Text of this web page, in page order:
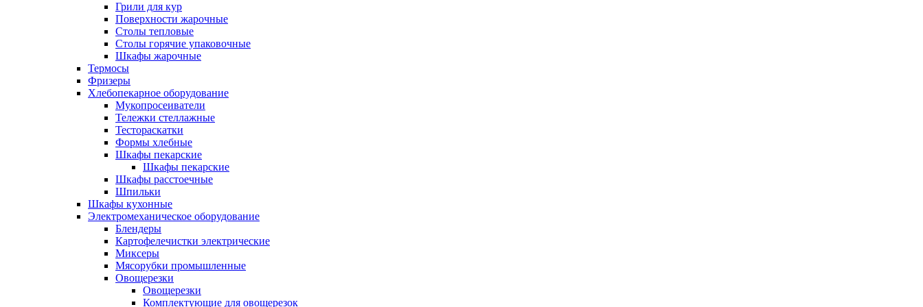
Грили для кур
Поверхности жарочные
Столы тепловые
Столы горячие упаковочные
Шкафы жарочные
Термосы
Фризеры
Хлебопекарное оборудование
Мукопросеиватели
Тележки стеллажные
Тестораскатки
Формы хлебные
Шкафы пекарские
Шкафы пекарские
Шкафы расстоечные
Шпильки
Шкафы кухонные
Электромеханическое оборудование
Блендеры
Картофелечистки электрические
Миксеры
Мясорубки промышленные
Овощерезки
Овощерезки
Комплектующие для овощерезок